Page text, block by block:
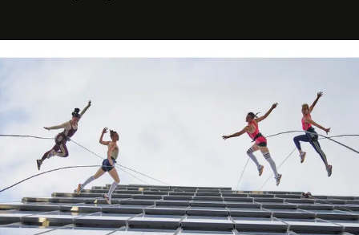
miniobras. Sus puestas en escena son limpias; ponen el